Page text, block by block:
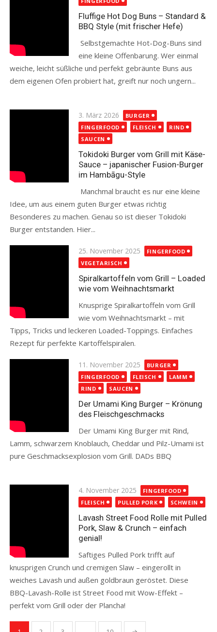
Fluffige Hot Dog Buns – Standard &
BBQ Style (mit frischer Hefe)
Selbstgemachte Hot-Dog-Buns sind
eine kleine Offenbarung. Wer einmal
weiche, leicht süßliche und perfekt gebräunte Buns aus
dem eigenen Ofen probiert hat, greift nur noch ungern...
Posted
on
3. März 2026
BURGER
FINGERFOOD
FLEISCH
RIND
SAUCEN
Tokidoki Burger vom Grill mit Käse-
Sauce – japanischer Fusion-Burger
im Hambāgu-Style
Manchmal braucht es nur eine kleine
Idee, um aus einem guten Burger etwas richtig
Besonderes zu machen. Genau so ist dieser Tokidoki
Burger entstanden. Hier...
Posted
on
25. November 2025
FINGERFOOD
VEGETARISCH
Spiralkartoffeln vom Grill – Loaded
wie vom Weihnachtsmarkt
Knusprige Spiralkartoffeln vom Grill
wie vom Weihnachtsmarkt – mit
Tipps, Tricks und leckeren Loaded-Toppings. Einfaches
Rezept für perfekte Kartoffelspiralen.
Posted
on
11. November 2025
BURGER
FINGERFOOD
FLEISCH
LAMM
RIND
SAUCEN
Der Umami King Burger – Krönung
des Fleischgeschmacks
Der Umami King Burger mit Rind,
Lamm, schwarzem Knoblauch, Cheddar und Pilz-Umami ist
pure Geschmacksexplosion vom Grill. DADs BBQ
Posted
on
4. November 2025
FINGERFOOD
FLEISCH
PULLED PORK SCHWEIN
Lavash Street Food Rolle mit Pulled
Pork, Slaw & Crunch – einfach
genial!
Saftiges Pulled Pork trifft auf
knusprigen Crunch und cremigen Slaw – eingerollt in
weiches Lavash und außen goldbraun geröstet. Diese
BBQ-Lavash-Rolle ist Street Food mit Wow-Effekt –
perfekt vom Grill oder der Plancha!
Seitennummerierung